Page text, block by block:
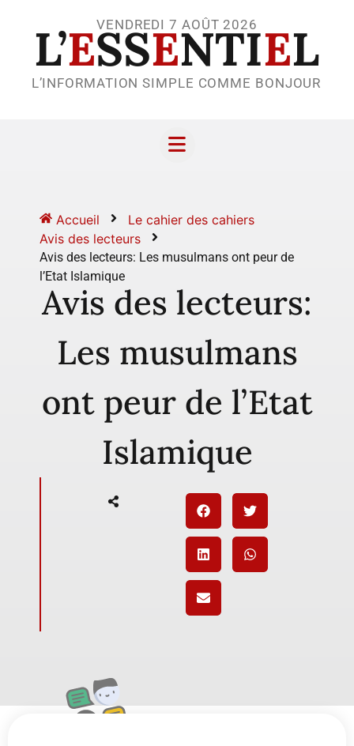
VENDREDI 7 AOÛT 2026
L’ESSENTIEL
L’INFORMATION SIMPLE COMME BONJOUR
Accueil
Le cahier des cahiers
Avis des lecteurs
Avis des lecteurs: Les musulmans ont peur de
l’Etat Islamique
Avis des lecteurs:
Les musulmans
ont peur de l’Etat
Islamique